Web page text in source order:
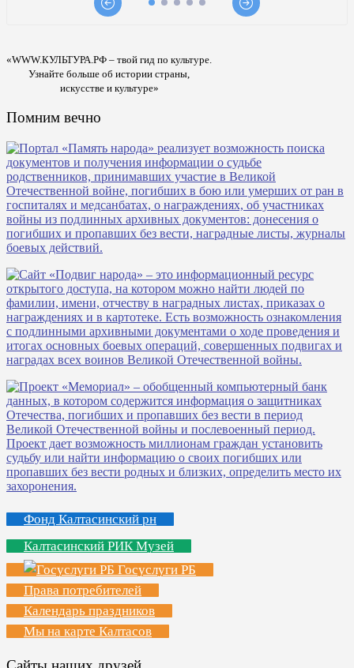
«WWW.КУЛЬТУРА.РФ – твой гид по культуре.
Узнайте больше об истории страны,
искусстве и культуре»
Помним вечно
Фонд Калтасинский рн
Калтасинский РИК Музей
Госуслуги РБ
Права потребителей
Календарь праздников
Мы на карте Калтасов